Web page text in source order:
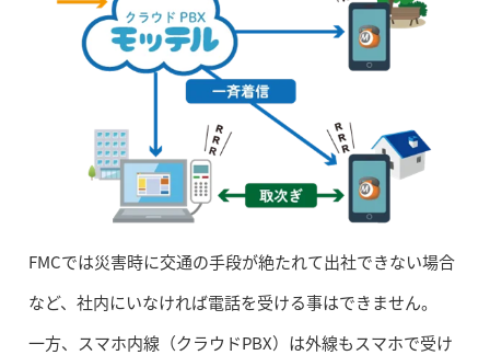
FMCでは災害時に交通の手段が絶たれて出社できない場合
など、社内にいなければ電話を受ける事はできません。
一方、スマホ内線（クラウドPBX）は外線もスマホで受け